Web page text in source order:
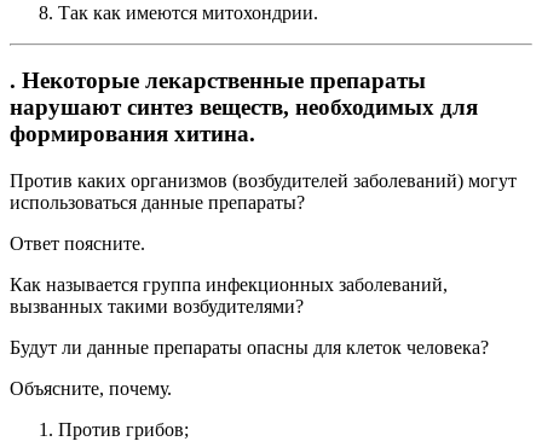
Так как имеются митохондрии.
. Некоторые лекарственные препараты
нарушают синтез веществ, необходимых для
формирования хитина.
Против каких организмов (возбудителей заболеваний) могут
использоваться данные препараты?
Ответ поясните.
Как называется группа инфекционных заболеваний,
вызванных такими возбудителями?
Будут ли данные препараты опасны для клеток человека?
Объясните, почему.
Против грибов;